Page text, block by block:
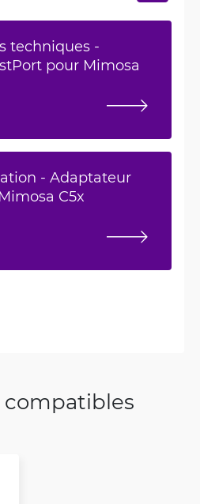
techniques -
pour Mimosa
- Adaptateur
C5x
compatibles